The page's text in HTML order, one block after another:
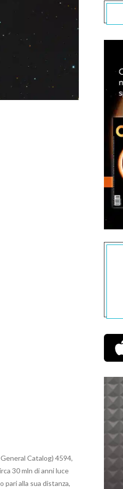
Catalog) 4594,
30 mln di anni luce
alla sua distanza,